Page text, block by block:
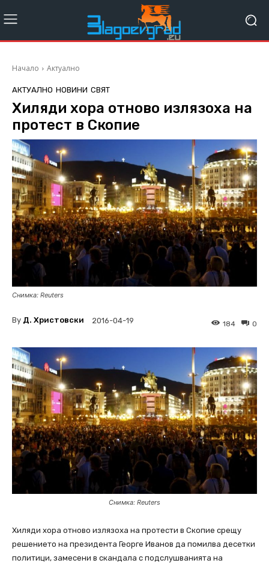
Начало Актуално
АКТУАЛНО НОВИНИ СВЯТ
Хиляди хора отново излязоха на
протест в Скопие
Снимка: Reuters
By Д. Христовски 2016-04-19 0
184
Снимка: Reuters
Хиляди хора отново излязоха на протести в Скопие срещу
решението на президента Георге Иванов да помилва десетки
политици, замесени в скандала с подслушванията на